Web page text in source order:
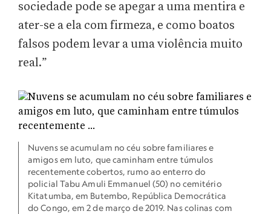
sociedade pode se apegar a uma mentira e
ater-se a ela com firmeza, e como boatos
falsos podem levar a uma violência muito
real.”
Nuvens se acumulam no céu sobre familiares e
amigos em luto, que caminham entre túmulos
recentemente cobertos, rumo ao enterro do
policial Tabu Amuli Emmanuel (50) no cemitério
Kitatumba, em Butembo, República Democrática
do Congo, em 2 de março de 2019. Nas colinas com